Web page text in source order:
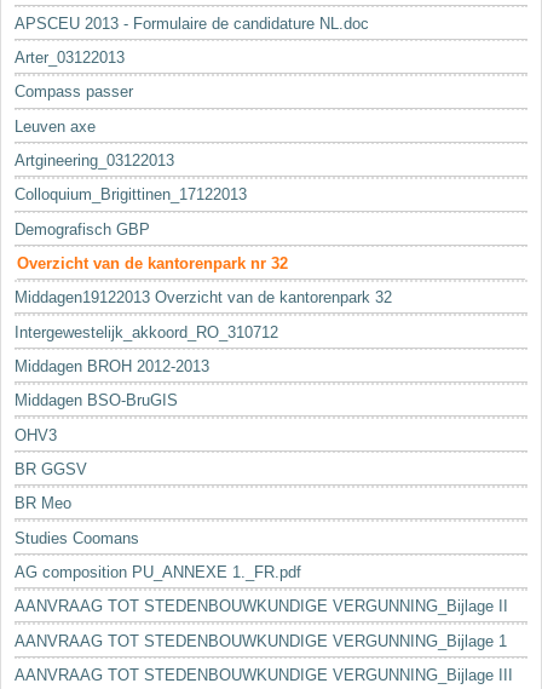
APSCEU 2013 - Formulaire de candidature NL.doc
Arter_03122013
Compass passer
Leuven axe
Artgineering_03122013
Colloquium_Brigittinen_17122013
Demografisch GBP
Overzicht van de kantorenpark nr 32
Middagen19122013 Overzicht van de kantorenpark 32
Intergewestelijk_akkoord_RO_310712
Middagen BROH 2012-2013
Middagen BSO-BruGIS
OHV3
BR GGSV
BR Meo
Studies Coomans
AG composition PU_ANNEXE 1._FR.pdf
AANVRAAG TOT STEDENBOUWKUNDIGE VERGUNNING_Bijlage II
AANVRAAG TOT STEDENBOUWKUNDIGE VERGUNNING_Bijlage 1
AANVRAAG TOT STEDENBOUWKUNDIGE VERGUNNING_Bijlage III